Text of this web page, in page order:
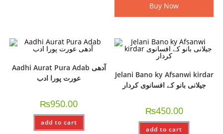
Buy Now
Aadhi Aurat Pura Adab آدھی
عورت پورا ادب
₨950.00
add to cart
Jelani Bano ky Afsanwi kirdar
جیلانی بانو کے افسانوی کردار
₨450.00
add to cart